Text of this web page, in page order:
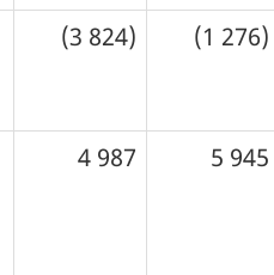
(3 824) (1 276)
4 987 5 945